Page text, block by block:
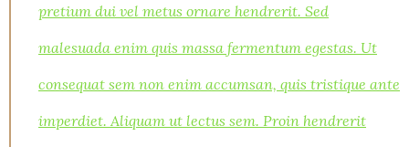
pretium dui vel metus ornare hendrerit. Sed
malesuada enim quis massa fermentum egestas. Ut
consequat sem non enim accumsan, quis tristique ante
imperdiet. Aliquam ut lectus sem. Proin hendrerit